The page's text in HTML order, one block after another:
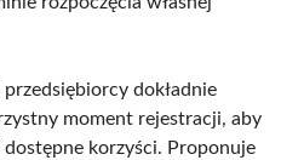
dokładnie
moment rejestracji, aby
korzyści. Proponuje